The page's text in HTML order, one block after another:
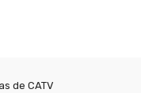
de CATV